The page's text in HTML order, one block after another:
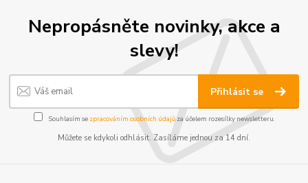
Nepropásněte novinky, akce a
slevy!
Přihlásit se
Souhlasím se zpracováním osobních údajůza účelem rozesílky newsletteru.
Můžete se kdykoli odhlásit. Zasíláme jednou za 14 dní.